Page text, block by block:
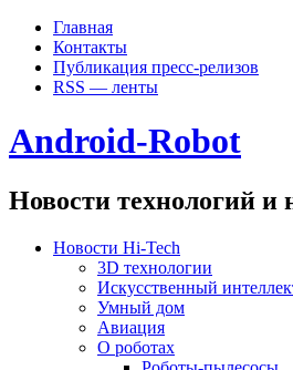
Главная
Контакты
Публикация пресс-релизов
RSS — ленты
Android-Robot
Новости технологий и
Новости Hi-Tech
3D технологии
Искусственный
Умный дом
Авиация
О роботах